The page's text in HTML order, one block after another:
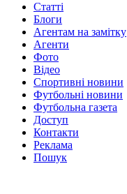
Статті
Блоги
Агентам на замітку
Агенти
Фото
Відео
Спортивні новини
Футбольні новини
Футбольна газета
Доступ
Контакти
Реклама
Пошук